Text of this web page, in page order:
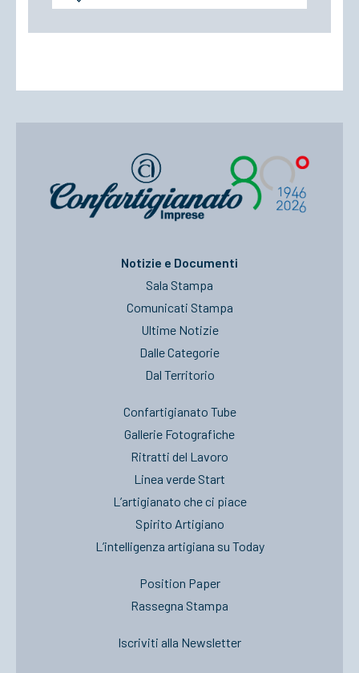
Notizie e Documenti
Sala Stampa
Comunicati Stampa
Ultime Notizie
Dalle Categorie
Dal Territorio
Confartigianato Tube
Gallerie Fotografiche
Ritratti del Lavoro
Linea verde Start
L’artigianato che ci piace
Spirito Artigiano
L’intelligenza artigiana su Today
Position Paper
Rassegna Stampa
Iscriviti alla Newsletter